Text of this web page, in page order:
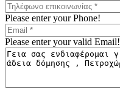
Please enter your Phone!
Please enter your valid Email!